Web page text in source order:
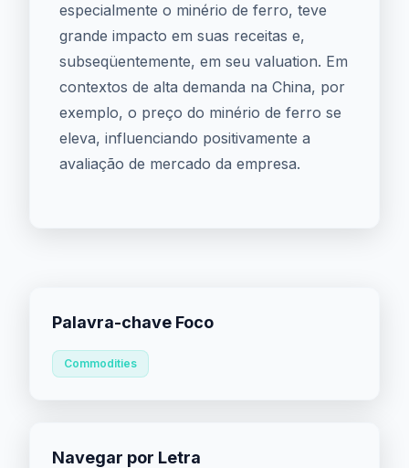
especialmente o minério de ferro, teve
grande impacto em suas receitas e,
subseqüentemente, em seu valuation. Em
contextos de alta demanda na China, por
exemplo, o preço do minério de ferro se
eleva, influenciando positivamente a
avaliação de mercado da empresa.
Palavra-chave Foco
Commodities
Navegar por Letra